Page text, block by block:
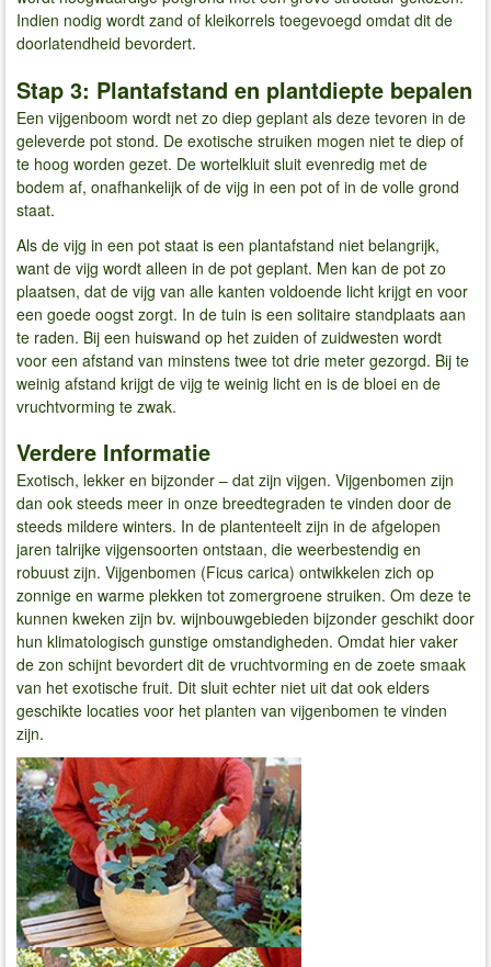
Indien nodig wordt zand of kleikorrels toegevoegd omdat dit de
doorlatendheid bevordert.
Stap 3: Plantafstand en plantdiepte bepalen
Een vijgenboom wordt net zo diep geplant als deze tevoren in de
geleverde pot stond. De exotische struiken mogen niet te diep of
te hoog worden gezet. De wortelkluit sluit evenredig met de
bodem af, onafhankelijk of de vijg in een pot of in de volle grond
staat.
Als de vijg in een pot staat is een plantafstand niet belangrijk,
want de vijg wordt alleen in de pot geplant. Men kan de pot zo
plaatsen, dat de vijg van alle kanten voldoende licht krijgt en voor
een goede oogst zorgt. In de tuin is een solitaire standplaats aan
te raden. Bij een huiswand op het zuiden of zuidwesten wordt
voor een afstand van minstens twee tot drie meter gezorgd. Bij te
weinig afstand krijgt de vijg te weinig licht en is de bloei en de
vruchtvorming te zwak.
Verdere Informatie
Exotisch, lekker en bijzonder – dat zijn vijgen. Vijgenbomen zijn
dan ook steeds meer in onze breedtegraden te vinden door de
steeds mildere winters. In de plantenteelt zijn in de afgelopen
jaren talrijke vijgensoorten ontstaan, die weerbestendig en
robuust zijn. Vijgenbomen (Ficus carica) ontwikkelen zich op
zonnige en warme plekken tot zomergroene struiken. Om deze te
kunnen kweken zijn bv. wijnbouwgebieden bijzonder geschikt door
hun klimatologisch gunstige omstandigheden. Omdat hier vaker
de zon schijnt bevordert dit de vruchtvorming en de zoete smaak
van het exotische fruit. Dit sluit echter niet uit dat ook elders
geschikte locaties voor het planten van vijgenbomen te vinden
zijn.